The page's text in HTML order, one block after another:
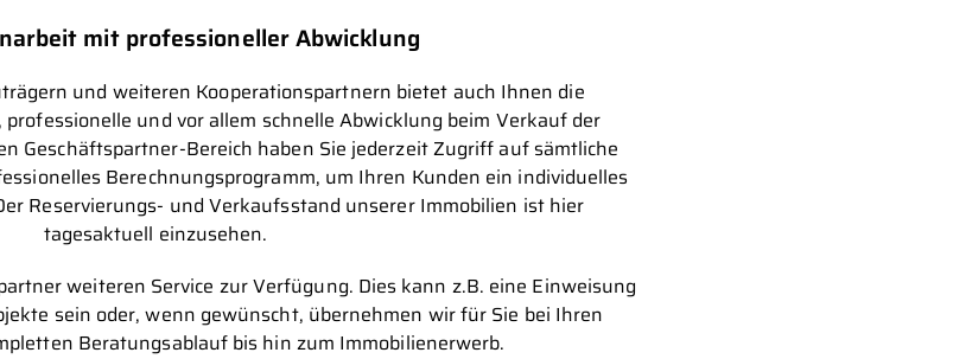
mit professioneller Abwicklung
und weiteren Kooperationspartnern bietet auch Ihnen die
und vor allem schnelle Abwicklung beim Verkauf der
Geschäftspartner-Bereich haben Sie jederzeit Zugriff auf sämtliche
Berechnungsprogramm, um Ihren Kunden ein individuelles
Reservierungs- und Verkaufsstand unserer Immobilien ist hier
tagesaktuell einzusehen.
weiteren Service zur Verfügung. Dies kann z.B. eine Einweisung
sein oder, wenn gewünscht, übernehmen wir für Sie bei Ihren
Beratungsablauf bis hin zum Immobilienerwerb.